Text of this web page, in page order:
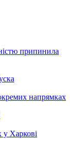
припинила
напрямках
у Харкові